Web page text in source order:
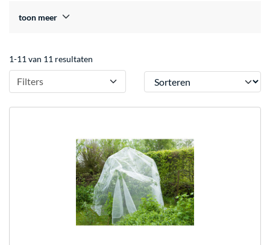
toon meer
1-11 van 11 resultaten
Filters Sorteren